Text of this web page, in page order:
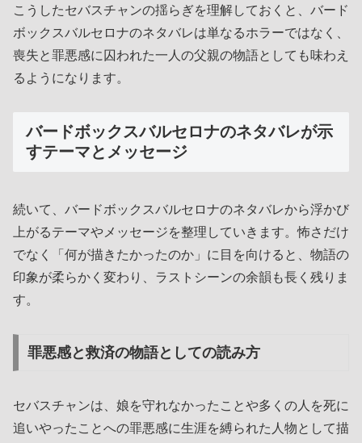
こうしたセバスチャンの揺らぎを理解しておくと、バード
ボックスバルセロナのネタバレは単なるホラーではなく、
喪失と罪悪感に囚われた一人の父親の物語としても味わえ
るようになります。
バードボックスバルセロナのネタバレが示
すテーマとメッセージ
続いて、バードボックスバルセロナのネタバレから浮かび
上がるテーマやメッセージを整理していきます。怖さだけ
でなく「何が描きたかったのか」に目を向けると、物語の
印象が柔らかく変わり、ラストシーンの余韻も長く残りま
す。
罪悪感と救済の物語としての読み方
セバスチャンは、娘を守れなかったことや多くの人を死に
追いやったことへの罪悪感に生涯を縛られた人物として描